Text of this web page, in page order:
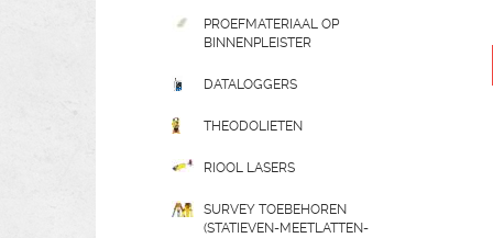
PROEFMATERIAAL OP
BINNENPLEISTER
DATALOGGERS
THEODOLIETEN
RIOOL LASERS
SURVEY TOEBEHOREN
(STATIEVEN-MEETLATTEN-